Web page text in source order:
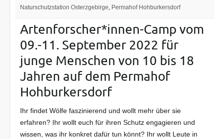
Naturschutzstation Osterzgebirge, Permahof Hohburkersdorf
Artenforscher*innen-Camp vom
09.-11. September 2022 für
junge Menschen von 10 bis 18
Jahren auf dem Permahof
Hohburkersdorf
Ihr findet Wölfe faszinierend und wollt mehr über sie
erfahren? Ihr wollt euch für ihren Schutz engagieren und
wissen, was ihr konkret dafür tun könnt? Ihr wollt Leute in